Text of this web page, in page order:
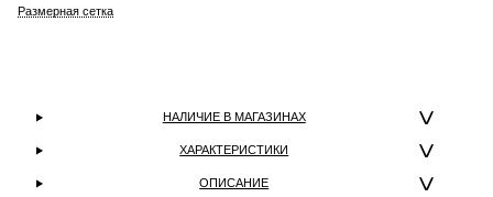
Размерная сетка
НАЛИЧИЕ В МАГАЗИНАХ
ХАРАКТЕРИСТИКИ
ОПИСАНИЕ